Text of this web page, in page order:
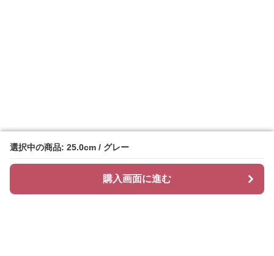
選択中の商品: 25.0cm / グレー
購入画面に進む
選択中の商品: 25.0cm / グレー
購入画面に進む